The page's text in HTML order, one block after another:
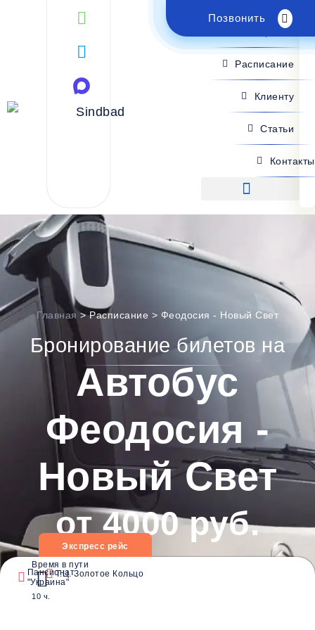
Позвонить
Поиск рейса
Расписание
Клиенту
Статьи
Контакты
Главная >Расписание > Феодосия - Новый Свет
Бронирование билетов на
Автобус
Феодосия -
Новый Свет
от 4000 руб.
Дата
Экспресс рейс
Пансионат
"Украина"
Время в пути
10 ч.
Т.Ц. Золотое Кольцо